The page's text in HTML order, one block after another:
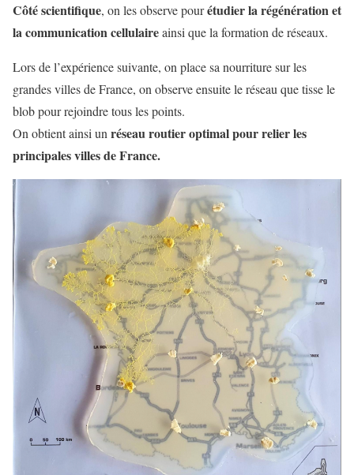
Côté scientifique, on les observe pourétudier la régénération et
la communication cellulaireainsi que la formation de réseaux.
Lors de l’expérience suivante, on place sa nourriture sur les
grandes villes de France, on observe ensuite le réseau que tisse le
blob pour rejoindre tous les points.
On obtient ainsi un réseau routier optimal pour relier les
principales villes de France.